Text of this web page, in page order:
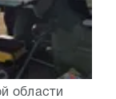
области